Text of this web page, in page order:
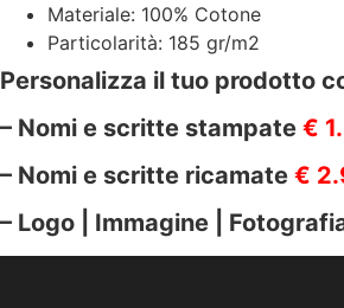
Materiale: 100% Cotone
Particolarità: 185 gr/m2
Personalizza il tuo prodotto
– Nomi e scritte stampate €
– Nomi e scritte ricamate €
– Logo | Immagine |